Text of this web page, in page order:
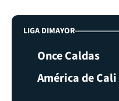
LIGA DIMAYOR
Once Caldas
América de Cali